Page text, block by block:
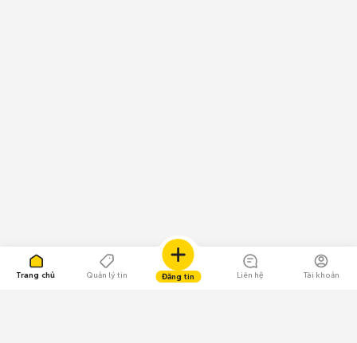
Trang chủ Quản lý tin Đăng tin Liên hệ Tài khoản